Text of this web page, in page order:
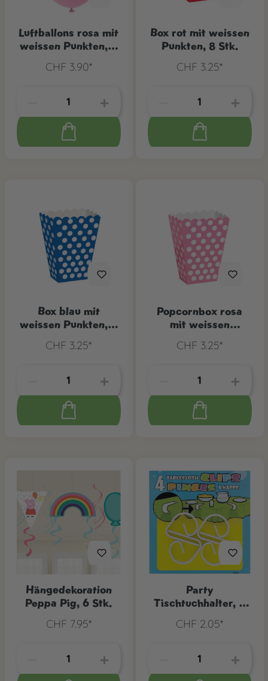
Luftballons rosa mit
weissen Punkten, 6
CHF 3.90*
Box rot mit weissen
Punkten, 8 Stk.
CHF 3.25*
Box blau mit
weissen Punkten, 8
CHF 3.25*
Popcornbox rosa
mit weissen
CHF 3.25*
Hängedekoration
Peppa Pig, 6 Stk.
CHF 7.95*
Party
Tischtuchhalter, 4
CHF 2.05*